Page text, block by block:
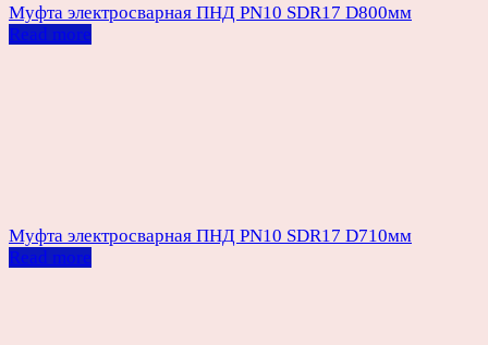
Муфта электросварная ПНД PN10 SDR17 D800мм
Read more
Муфта электросварная ПНД PN10 SDR17 D710мм
Read more